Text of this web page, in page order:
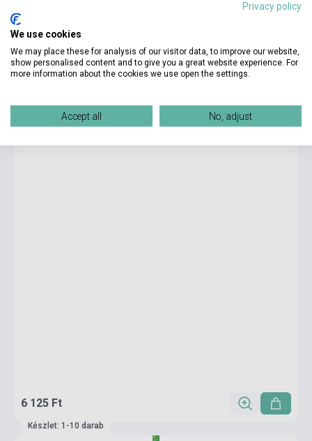
5 175 Ft
Készlet: 1-10 darab
6 125 Ft
Készlet: 1-10 darab
Privacy policy
We use cookies
We may place these for analysis of our visitor data, to improve our website,
show personalised content and to give you a great website experience. For
more information about the cookies we use open the settings.
Accept all No, adjust